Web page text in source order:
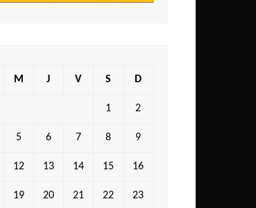
M J V S D
1 2
5 6 7 8 9
12 13 14 15 16
19 20 21 22 23